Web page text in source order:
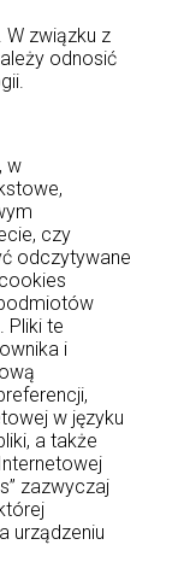
związku z
odnosić
w
czy
odczytywane
Pliki te
i
w języku
a także
zazwyczaj
urządzeniu